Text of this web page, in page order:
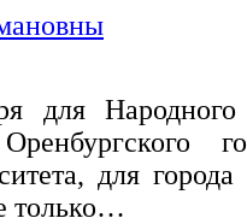
для Народного
для
только…